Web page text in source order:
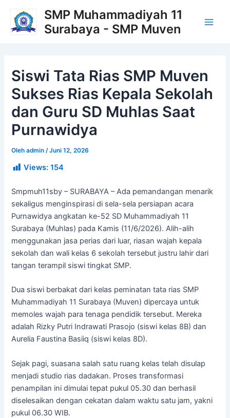
konten
SMP Muhammadiyah 11
Surabaya - SMP Muven
Siswi Tata Rias SMP Muven
Sukses Rias Kepala Sekolah
dan Guru SD Muhlas Saat
Purnawidya
Olehadmin/Juni 12, 2026
Views: 154
Smpmuh11sby – SURABAYA – Ada pemandangan menarik
sekaligus menginspirasi di sela-sela persiapan acara
Purnawidya angkatan ke-52 SD Muhammadiyah 11
Surabaya (Muhlas) pada Kamis (11/6/2026). Alih-alih
menggunakan jasa perias dari luar, riasan wajah kepala
sekolah dan wali kelas 6 sekolah tersebut justru lahir dari
tangan terampil siswi tingkat SMP.
Dua siswi berbakat dari kelas peminatan tata rias SMP
Muhammadiyah 11 Surabaya (Muven) dipercaya untuk
memoles wajah para tenaga pendidik tersebut. Mereka
adalah Rizky Putri Indrawati Prasojo (siswi kelas 8B) dan
Aurelia Faustina Basiiq (siswi kelas 8D).
Sejak pagi, suasana salah satu ruang kelas telah disulap
menjadi studio rias dadakan. Proses transformasi
penampilan ini dimulai tepat pukul 05.30 dan berhasil
diselesaikan dengan cekatan dalam waktu satu jam, yakni
pukul 06.30 WIB.
navigation